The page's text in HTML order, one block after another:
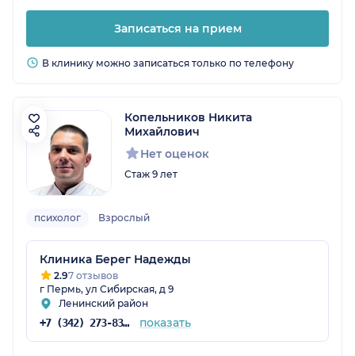
Записаться на прием
В клинику можно записаться только по телефону
Копельников Никита
Михайлович
Нет оценок
Стаж 9 лет
психолог Взрослый
Клиника Берег Надежды
2.97 отзывов
г Пермь, ул Сибирская, д 9
Ленинский район
+7 (342) 273-83-98 показать